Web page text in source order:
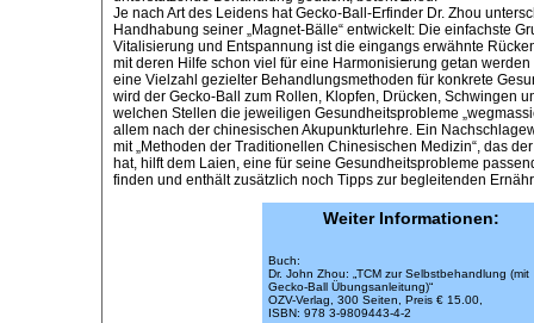
Je nach Art des Leidens hat Gecko-Ball-Erfinder Dr. Zhou
Handhabung seiner „Magnet-Bälle“ entwickelt: Die einfachste
Vitalisierung und Entspannung ist die eingangs erwähnte
mit deren Hilfe schon viel für eine Harmonisierung getan
eine Vielzahl gezielter Behandlungsmethoden für konkrete
wird der Gecko-Ball zum Rollen, Klopfen, Drücken, Schwingen
welchen Stellen die jeweiligen Gesundheitsprobleme
allem nach der chinesischen Akupunkturlehre. Ein
mit „Methoden der Traditionellen Chinesischen Medizin“, das
hat, hilft dem Laien, eine für seine Gesundheitsprobleme
finden und enthält zusätzlich noch Tipps zur begleitenden
Weiter Informationen:
Buch:
Dr. John Zhou: „TCM zur Selbstbehandlung (mit
Gecko-Ball Übungsanleitung)“
OZV-Verlag, 300 Seiten, Preis € 15.00,
ISBN: 978 3-9809443-4-2